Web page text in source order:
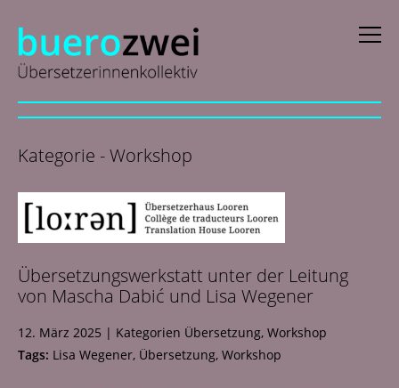
English
rançais
italiano
Nederlands
Profile
Kategorie - Workshop
Übersetzungswerkstatt unter der Leitung
von Mascha Dabić und Lisa Wegener
12. März 2025 | Kategorien Übersetzung, Workshop
Tags: Lisa Wegener, Übersetzung, Workshop